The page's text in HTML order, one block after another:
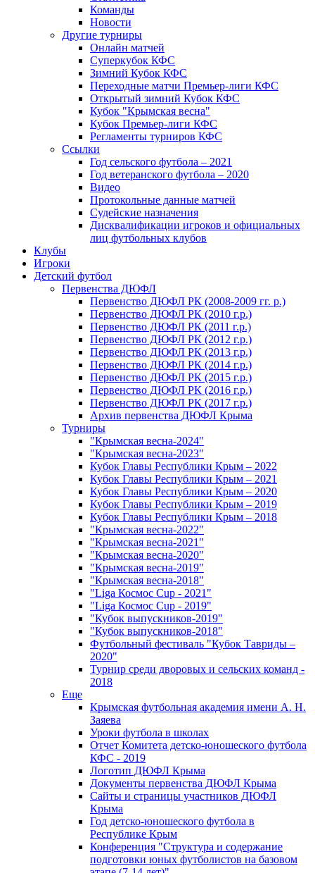
Команды
Новости
Другие турниры
Онлайн матчей
Суперкубок КФС
Зимний Кубок КФС
Переходные матчи Премьер-лиги КФС
Открытый зимний Кубок КФС
Кубок "Крымская весна"
Кубок Премьер-лиги КФС
Регламенты турниров КФС
Ссылки
Год сельского футбола – 2021
Год ветеранского футбола – 2020
Видео
Протокольные данные матчей
Судейские назначения
Дисквалификации игроков и официальных
лиц футбольных клубов
Клубы
Игроки
Детский футбол
Первенства ДЮФЛ
Первенство ДЮФЛ РК (2008-2009 гг. р.)
Первенство ДЮФЛ РК (2010 г.р.)
Первенство ДЮФЛ РК (2011 г.р.)
Первенство ДЮФЛ РК (2012 г.р.)
Первенство ДЮФЛ РК (2013 г.р.)
Первенство ДЮФЛ РК (2014 г.р.)
Первенство ДЮФЛ РК (2015 г.р.)
Первенство ДЮФЛ РК (2016 г.р.)
Первенство ДЮФЛ РК (2017 г.р.)
Архив первенства ДЮФЛ Крыма
Турниры
"Крымская весна-2024"
"Крымская весна-2023"
Кубок Главы Республики Крым – 2022
Кубок Главы Республики Крым – 2021
Кубок Главы Республики Крым – 2020
Кубок Главы Республики Крым – 2019
Кубок Главы Республики Крым – 2018
"Крымская весна-2022"
"Крымская весна-2021"
"Крымская весна-2020"
"Крымская весна-2019"
"Крымская весна-2018"
"Liga Космос Cup - 2021"
"Liga Космос Cup - 2019"
"Кубок выпускников-2019"
"Кубок выпускников-2018"
Футбольный фестиваль "Кубок Тавриды –
2020"
Турнир среди дворовых и сельских команд -
2018
Еще
Крымская футбольная академия имени А. Н.
Заяева
Уроки футбола в школах
Отчет Комитета детско-юношеского футбола
КФС - 2019
Логотип ДЮФЛ Крыма
Документы первенства ДЮФЛ Крыма
Сайты и страницы участников ДЮФЛ
Крыма
Год детско-юношеского футбола в
Республике Крым
Конференция "Структура и содержание
подготовки юных футболистов на базовом